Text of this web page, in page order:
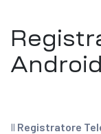
Il Registratore